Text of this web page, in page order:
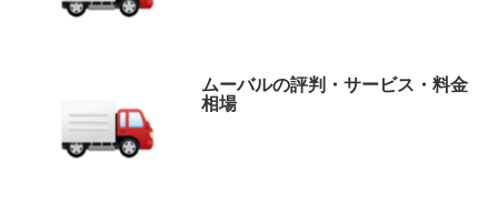
ムーバルの評判・サービス・料金
相場